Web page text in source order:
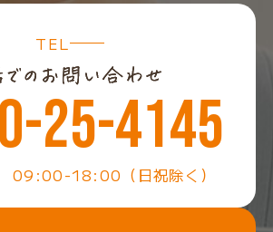
TEL
25-4145
09:00-18:00（日祝除く）